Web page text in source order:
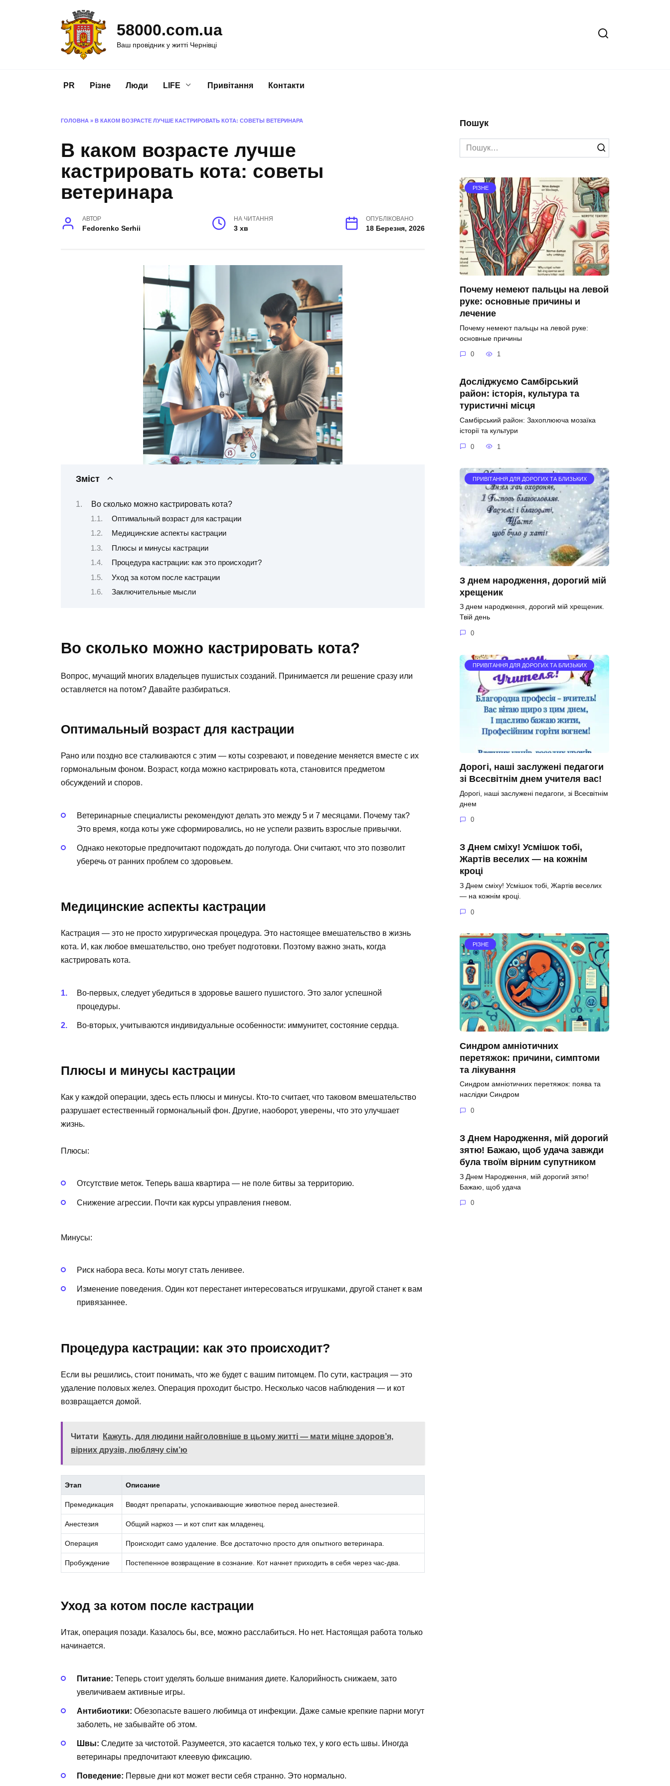
58000.com.ua
Ваш провідник у житті Чернівці
PR Різне Люди LIFE Привітання Контакти
ГОЛОВНА » В КАКОМ ВОЗРАСТЕ ЛУЧШЕ КАСТРИРОВАТЬ КОТА: СОВЕТЫ ВЕТЕРИНАРА
В каком возрасте лучше
кастрировать кота: советы
ветеринара
АВТОР
Fedorenko Serhii
НА ЧИТАННЯ
3 хв
ОПУБЛІКОВАНО
18 Березня, 2026
Зміст
Во сколько можно кастрировать кота?
Оптимальный возраст для кастрации
Медицинские аспекты кастрации
Плюсы и минусы кастрации
Процедура кастрации: как это происходит?
Уход за котом после кастрации
Заключительные мысли
Во сколько можно кастрировать кота?
Вопрос, мучащий многих владельцев пушистых созданий. Принимается ли решение сразу или
оставляется на потом? Давайте разбираться.
Оптимальный возраст для кастрации
Рано или поздно все сталкиваются с этим — коты созревают, и поведение меняется вместе с их
гормональным фоном. Возраст, когда можно кастрировать кота, становится предметом
обсуждений и споров.
Ветеринарные специалисты рекомендуют делать это между 5 и 7 месяцами. Почему так?
Это время, когда коты уже сформировались, но не успели развить взрослые привычки.
Однако некоторые предпочитают подождать до полугода. Они считают, что это позволит
уберечь от ранних проблем со здоровьем.
Медицинские аспекты кастрации
Кастрация — это не просто хирургическая процедура. Это настоящее вмешательство в жизнь
кота. И, как любое вмешательство, оно требует подготовки. Поэтому важно знать, когда
кастрировать кота.
Во-первых, следует убедиться в здоровье вашего пушистого. Это залог успешной
процедуры.
Во-вторых, учитываются индивидуальные особенности: иммунитет, состояние сердца.
Плюсы и минусы кастрации
Как у каждой операции, здесь есть плюсы и минусы. Кто-то считает, что таковом вмешательство
разрушает естественный гормональный фон. Другие, наоборот, уверены, что это улучшает
жизнь.
Плюсы:
Отсутствие меток. Теперь ваша квартира — не поле битвы за территорию.
Снижение агрессии. Почти как курсы управления гневом.
Минусы:
Риск набора веса. Коты могут стать ленивее.
Изменение поведения. Один кот перестанет интересоваться игрушками, другой станет к вам
привязаннее.
Процедура кастрации: как это происходит?
Если вы решились, стоит понимать, что же будет с вашим питомцем. По сути, кастрация — это
удаление половых желез. Операция проходит быстро. Несколько часов наблюдения — и кот
возвращается домой.
Читати
Кажуть, для людини найголовніше в цьому житті — мати міцне здоров’я,
вірних друзів, люблячу сім’ю
Этап Описание
Премедикация Вводят препараты, успокаивающие животное перед анестезией.
Анестезия Общий наркоз — и кот спит как младенец.
Операция Происходит само удаление. Все достаточно просто для опытного ветеринара.
Пробуждение Постепенное возвращение в сознание. Кот начнет приходить в себя через час-два.
Уход за котом после кастрации
Итак, операция позади. Казалось бы, все, можно расслабиться. Но нет. Настоящая работа только
начинается.
Питание: Теперь стоит уделять больше внимания диете. Калорийность снижаем, зато
увеличиваем активные игры.
Антибиотики: Обезопасьте вашего любимца от инфекции. Даже самые крепкие парни могут
заболеть, не забывайте об этом.
Швы: Следите за чистотой. Разумеется, это касается только тех, у кого есть швы. Иногда
ветеринары предпочитают клеевую фиксацию.
Поведение: Первые дни кот может вести себя странно. Это нормально.
Пошук
Search
for:
РІЗНЕ
Почему немеют пальцы на левой
руке: основные причины и
лечение
Почему немеют пальцы на левой руке:
основные причины
0 1
Досліджуємо Самбірський
район: історія, культура та
туристичні місця
Самбірський район: Захоплююча мозаїка
історії та культури
0 1
ПРИВІТАННЯ ДЛЯ ДОРОГИХ ТА БЛИЗЬКИХ
З днем народження, дорогий мій
хрещеник
З днем народження, дорогий мій хрещеник.
Твій день
0
ПРИВІТАННЯ ДЛЯ ДОРОГИХ ТА БЛИЗЬКИХ
Дорогі, наші заслужені педагоги
зі Всесвітнім днем учителя вас!
Дорогі, наші заслужені педагоги, зі Всесвітнім
днем
0
З Днем сміху! Усмішок тобі,
Жартів веселих — на кожнім
кроці
З Днем сміху! Усмішок тобі, Жартів веселих
— на кожнім кроці.
0
РІЗНЕ
Синдром амніотичних
перетяжок: причини, симптоми
та лікування
Синдром амніотичних перетяжок: поява та
наслідки Синдром
0
З Днем Народження, мій дорогий
зятю! Бажаю, щоб удача завжди
була твоїм вірним супутником
З Днем Народження, мій дорогий зятю!
Бажаю, щоб удача
0